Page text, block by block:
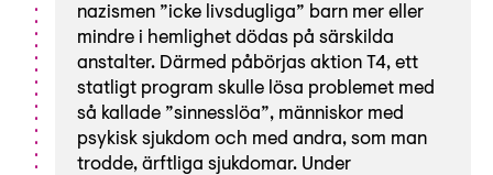
nazismen ”icke livsdugliga” barn mer eller
mindre i hemlighet dödas på särskilda
anstalter. Därmed påbörjas aktion T4, ett
statligt program skulle lösa problemet med
så kallade ”sinnesslöa”, människor med
psykisk sjukdom och med andra, som man
trodde, ärftliga sjukdomar. Under